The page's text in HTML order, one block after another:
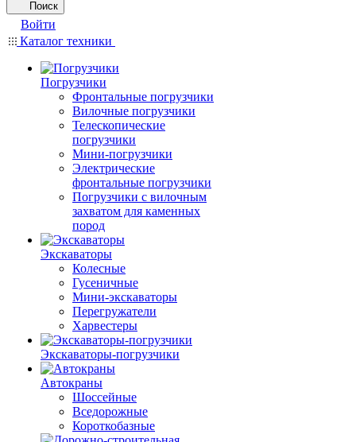
Поиск
Войти
Каталог техники
Погрузчики
Фронтальные погрузчики
Вилочные погрузчики
Телескопические
погрузчики
Мини-погрузчики
Электрические
фронтальные погрузчики
Погрузчики с вилочным
захватом для каменных
пород
Экскаваторы
Колесные
Гусеничные
Мини-экскаваторы
Перегружатели
Харвестеры
Экскаваторы-погрузчики
Автокраны
Шоссейные
Вседорожные
Короткобазные